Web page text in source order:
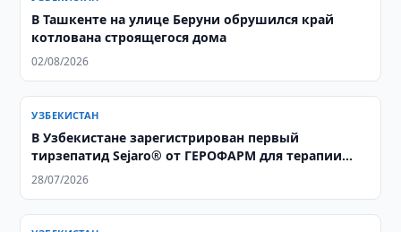
В Ташкенте на улице Беруни обрушился край
котлована строящегося дома
02/08/2026
УЗБЕКИСТАН
В Узбекистане зарегистрирован первый
тирзепатид Sejaro® от ГЕРОФАРМ для терапии
ожирения и сахарного диабета 2 типа
28/07/2026